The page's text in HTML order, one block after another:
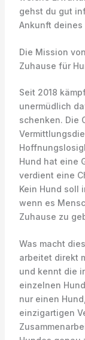
gehst du gut
Ankunft
Die Mission
Zuhause für
Seit 2018
unermüdlich
schenken. Die
Hund hat eine
verdient eine
Kein Hund soll
wenn es
Zuhause zu
Was macht
arbeitet direkt
und kennt die
einzelnen
nur einen
einzigartigen